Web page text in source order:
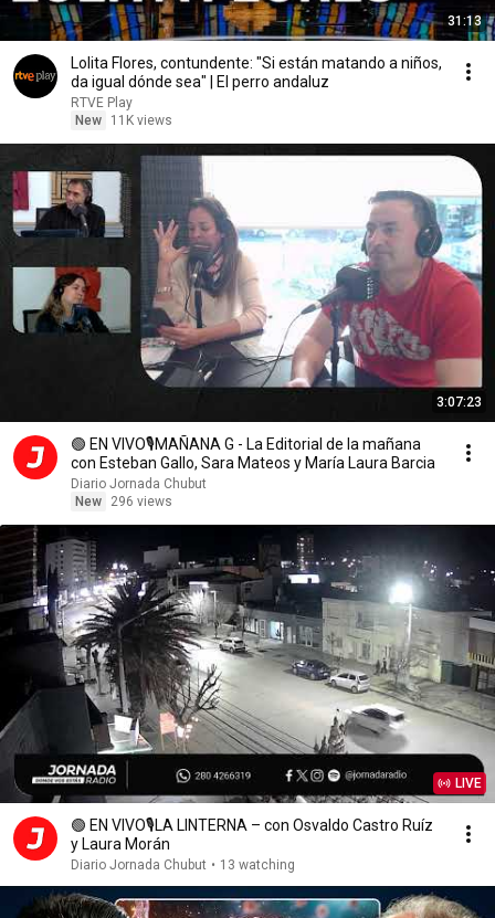
31:13
Lolita Flores, contundente: "Si están matando a niños,
da igual dónde sea" | El perro andaluz
RTVE Play
New
11K views
3:07:23
🟢 EN VIVO🎙️MAÑANA G - La Editorial de la mañana
con Esteban Gallo, Sara Mateos y María Laura Barcia
Diario Jornada Chubut
New
296 views
LIVE
🟢 EN VIVO🎙️LA LINTERNA – con Osvaldo Castro Ruíz
y Laura Morán
Diario Jornada Chubut • 13 watching